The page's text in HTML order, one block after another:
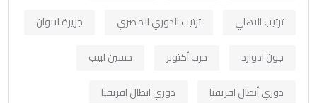
ترتيب الاهلي
ترتيب الدوري المصري
جزيرة لابوان
جون ادوارد
حرب أكتوبر
حسين لبيب
دوري أبطال افريقيا
دوري ابطال افريقيا